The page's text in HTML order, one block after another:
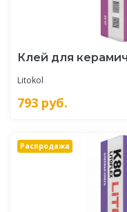
Клей для
Litokol
793 руб.
Распродажа